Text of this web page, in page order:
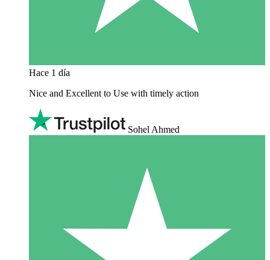
Hace 1 día
Nice and Excellent to Use with timely action
Sohel Ahmed